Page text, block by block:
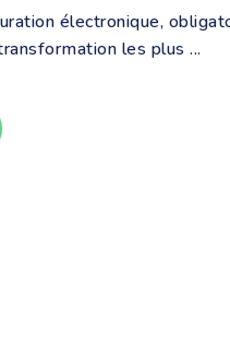
électronique,
les plus ...